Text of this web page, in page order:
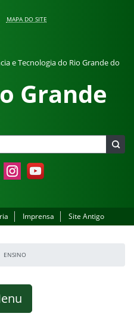
MAPA DO SITE
e Tecnologia do Rio Grande do
Grande
InstagramYouTube
Imprensa Site Antigo
ENSINO